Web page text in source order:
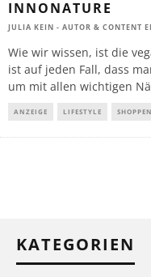
INNONATURE
JULIA KEIN - AUTOR & CONTENT
Wie wir wissen, ist die
ist auf jeden Fall, dass
um mit allen wichtigen
ANZEIGE LIFESTYLE SHOPPEN
KATEGORIEN